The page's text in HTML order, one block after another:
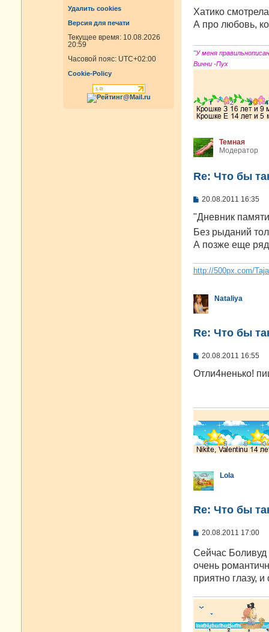
Удалить cookies
Версия для печати
Текущее время: 10.08.2026
20:59
Часовой пояс: UTC+02:00
Cookie-Policy
о
щ
н
и
Хатико
А про любовь,
"У меня
Винни -Пух
Темная
Модератор
Re: Что бы
С
о
б
щ
е
н
е
20.08.2011 16:35
"Дневник
Без рыданий
А позже еще
http://500px.com/
Nataliya
Re: Что бы
С
о
н
е
20.08.2011 16:55
Отли4ненько!
Lola
Re: Что бы
С
о
б
щ
е
н
е
20.08.2011 17:00
Сейчас
очень
приятно глазу,